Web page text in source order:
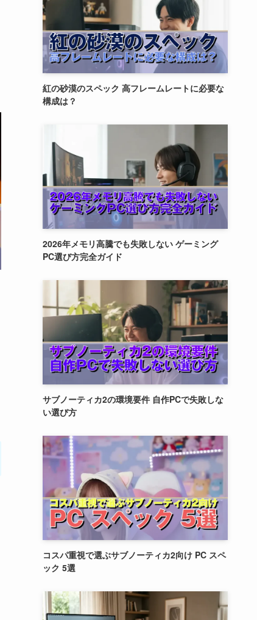
紅の砂漠のスペック 高フレームレートに必要な
構成は？
2026年メモリ高騰でも失敗しない ゲーミング
PC選び方完全ガイド
サブノーティカ2の環境要件 自作PCで失敗しな
い選び方
コスパ重視で選ぶサブノーティカ2向け PC スペ
ック 5選